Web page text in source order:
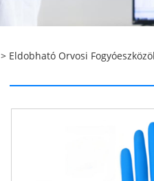
> Eldobható Orvosi